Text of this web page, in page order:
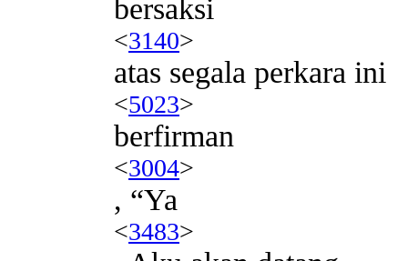
bersaksi
<3140>
atas segala perkara ini
<5023>
berfirman
<3004>
, “Ya
<3483>